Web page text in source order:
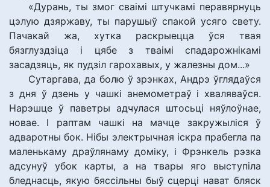
«Дурань, ты змог сваімі штучкамі перавярнуць
цэлую дзяржаву, ты парушыў спакой усяго свету.
Пачакай жа, хутка раскрыецца ўся твая
бязглуздзіца і цябе з тваімі спадарожнікамі
засадзяць, як пудзіл гарохавых, у жалезны дом...»
Сутаргава, да болю ў зрэнках, Андрэ ўглядаўся
з дня ў дзень у чашкі анемометраў і хваляваўся.
Нарэшце ў паветры адчулася штосьці няўлоўнае,
новае. І раптам чашкі на мачце закружыліся ў
адваротны бок. Нібы электрычная іскра прабегла па
маленькаму драўлянаму доміку, і Фрэнкель рэзка
адсунуў убок карты, а на твары яго выступіла
бледнасць, якую бяссільны быў сцерці нават бляск